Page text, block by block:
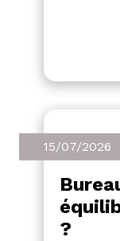
15/07/2026
?